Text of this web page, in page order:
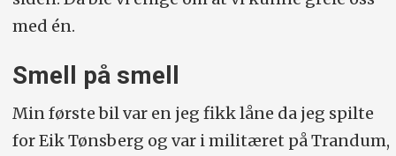
«Spillet». Ble for snart 20 år siden kjent
serie om det såkalte nerdelaget.
Gift (2001) med Siv Bore Thorstvedt,
som han har to barn med. To barn fra
med én.
Smell på smell
Min første bil var en jeg fikk låne da jeg spilte
for Eik Tønsberg og var i militæret på Trandum,